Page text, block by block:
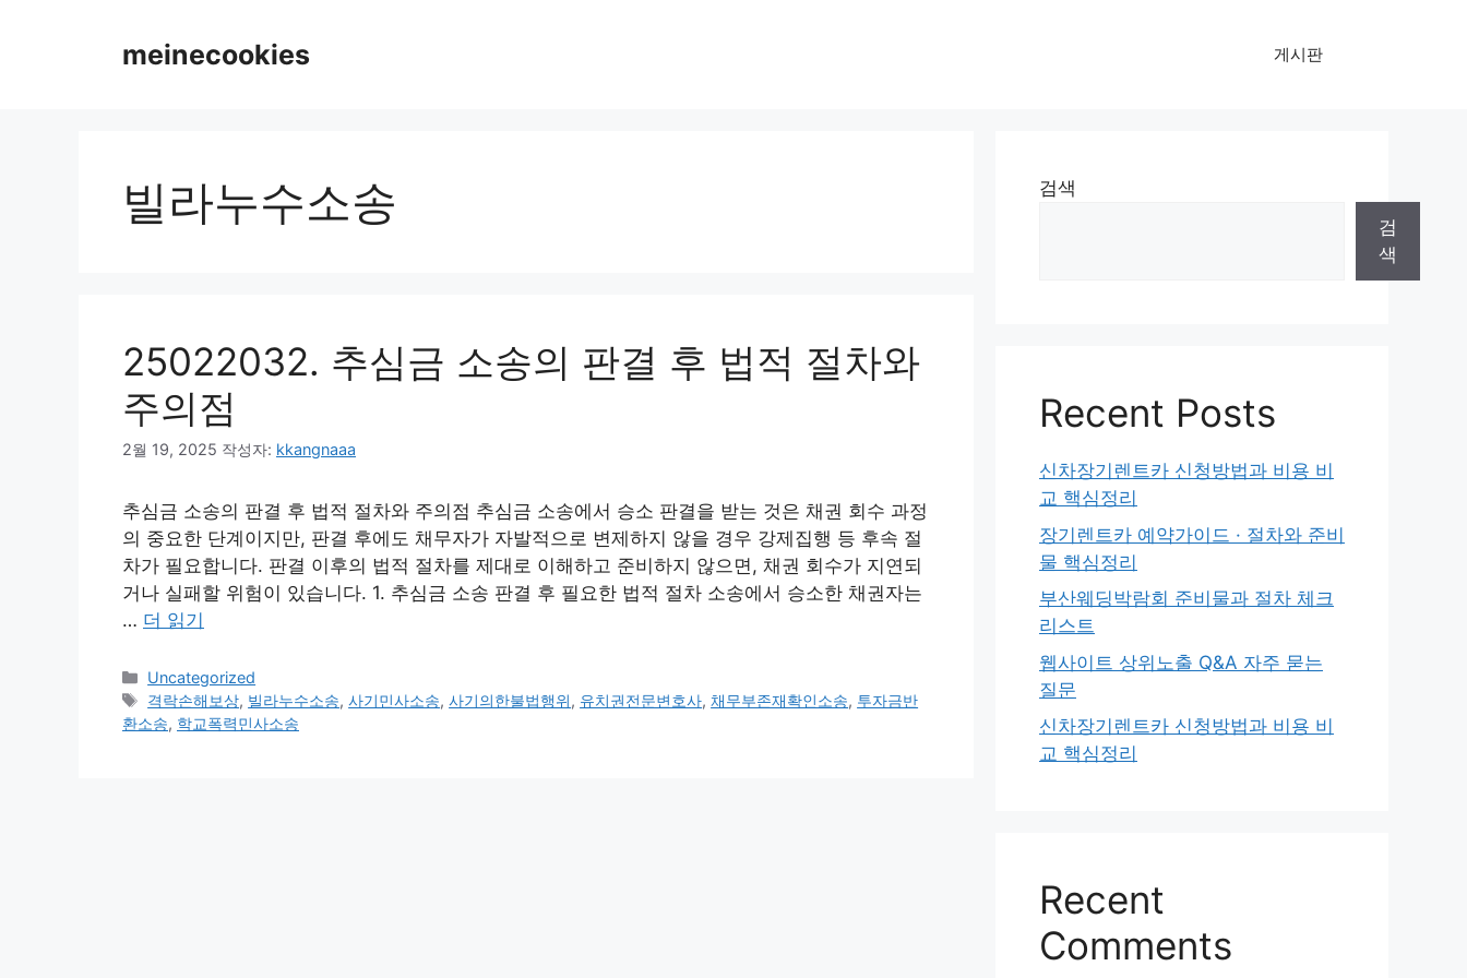
meinecookies 게시판
빌라누수소송
25022032. 추심금 소송의 판결 후 법적 절차와
주의점
2월 19, 2025 작성자: kkangnaaa
추심금 소송의 판결 후 법적 절차와 주의점 추심금 소송에서 승소 판결을 받는 것은 채권 회수 과정
의 중요한 단계이지만, 판결 후에도 채무자가 자발적으로 변제하지 않을 경우 강제집행 등 후속 절
차가 필요합니다. 판결 이후의 법적 절차를 제대로 이해하고 준비하지 않으면, 채권 회수가 지연되
거나 실패할 위험이 있습니다. 1. 추심금 소송 판결 후 필요한 법적 절차 소송에서 승소한 채권자는
… 더 읽기
카
테
고
Uncategorized
태
그
격락손해보상, 빌라누수소송,사기민사소송,사기의한불법행위, 유치권전문변호사, 채무부존재확인소송, 투자금반
환소송, 학교폭력민사소송
검색
검
색
Recent Posts
신차장기렌트카 신청방법과 비용 비
교 핵심정리
장기렌트카 예약가이드 · 절차와 준비
물 핵심정리
부산웨딩박람회 준비물과 절차 체크
리스트
웹사이트 상위노출 Q&A 자주 묻는
질문
신차장기렌트카 신청방법과 비용 비
교 핵심정리
Recent
Comments